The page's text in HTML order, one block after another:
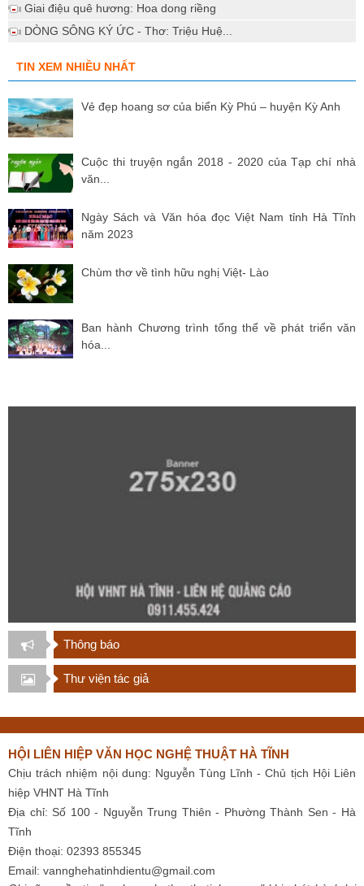
Giai điệu quê hương: Hoa dong riềng
DÒNG SÔNG KÝ ỨC - Thơ: Triệu Huệ...
TIN XEM NHIỀU NHẤT
Vẻ đẹp hoang sơ của biển Kỳ Phú – huyện Kỳ Anh
Cuộc thi truyện ngắn 2018 - 2020 của Tạp chí nhà
văn...
Ngày Sách và Văn hóa đọc Việt Nam tỉnh Hà Tĩnh
năm 2023
Chùm thơ về tình hữu nghị Việt- Lào
Ban hành Chương trình tổng thể về phát triển văn
hóa...
Thông báo
Thư viện tác giả
HỘI LIÊN HIỆP VĂN HỌC NGHỆ THUẬT HÀ TĨNH
Chịu trách nhiệm nội dung: Nguyễn Tùng Lĩnh - Chủ tịch Hội Liên
hiệp VHNT Hà Tĩnh
Địa chỉ: Số 100 - Nguyễn Trung Thiên - Phường Thành Sen - Hà
Tĩnh
Điện thoại: 02393 855345
Email: vannghehatinhdientu@gmail.com